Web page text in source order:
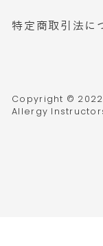
特定商取引法に
Copyright ©
Allergy